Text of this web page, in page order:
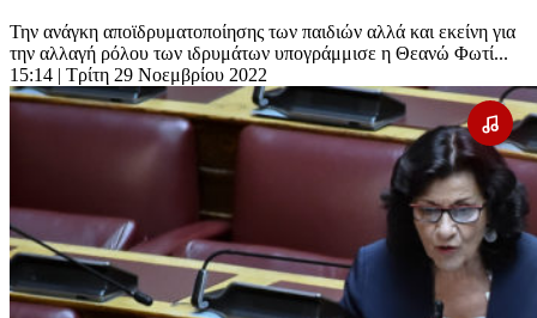
Την ανάγκη αποϊδρυματοποίησης των παιδιών αλλά και εκείνη για
την αλλαγή ρόλου των ιδρυμάτων υπογράμμισε η Θεανώ Φωτί...
15:14 | Τρίτη 29 Νοεμβρίου 2022